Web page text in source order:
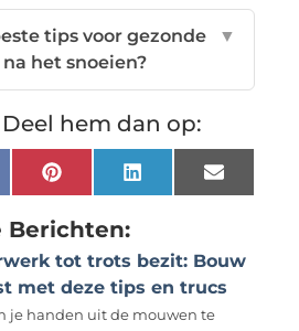
tips voor gezonde
het snoeien?
▼
hem dan op:
PinterestLinkedInEmail
Berichten:
tot trots bezit: Bouw
met deze tips en trucs
je handen uit de mouwen te